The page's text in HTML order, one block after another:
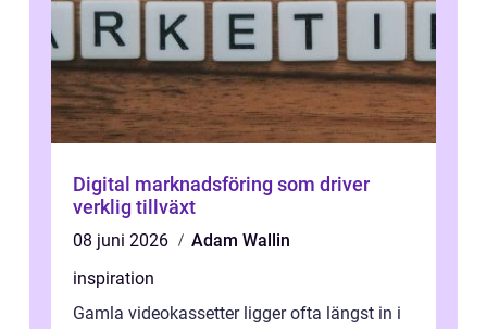
Digital marknadsföring som driver
verklig tillväxt
08 juni 2026
Adam Wallin
inspiration
Gamla videokassetter ligger ofta längst in i